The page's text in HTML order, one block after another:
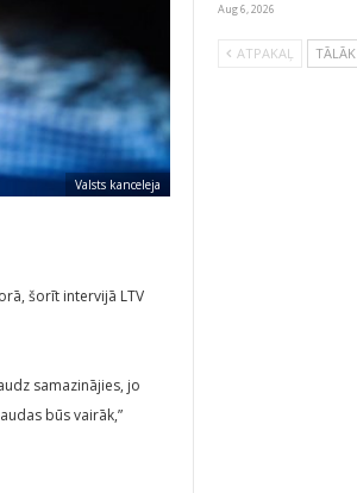
Valsts kanceleja
šorīt intervijā LTV
samazinājies, jo
būs vairāk,”
Aug 6, 2026
ATPAKAĻ TĀLĀK